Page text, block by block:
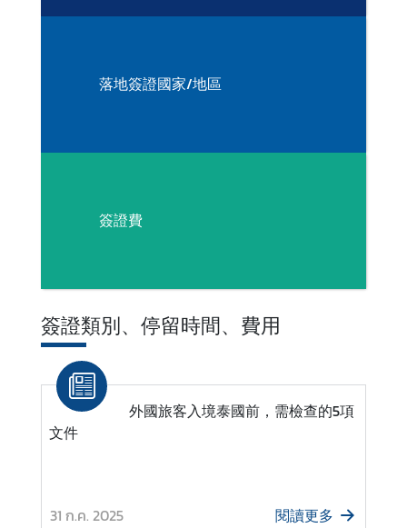
及
旅
簽
證
泰
公
務
落地簽證國家/地區
簽證費
簽證類別、停留時間、費用
外國旅客入境泰國前，需檢查的5項
文件
31 ก.ค. 2025 閱讀更多